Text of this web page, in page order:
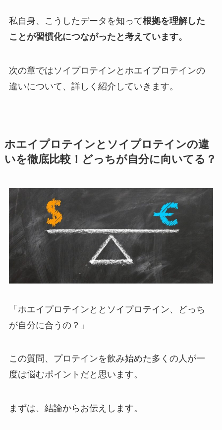
私自身、こうしたデータを知って根拠を理解した
ことが習慣化につながったと考えています。
次の章ではソイプロテインとホエイプロテインの
違いについて、詳しく紹介していきます。
ホエイプロテインとソイプロテインの違
いを徹底比較！どっちが自分に向いてる？
「ホエイプロテインととソイプロテイン、どっち
が自分に合うの？」
この質問、プロテインを飲み始めた多くの人が一
度は悩むポイントだと思います。
まずは、結論からお伝えします。